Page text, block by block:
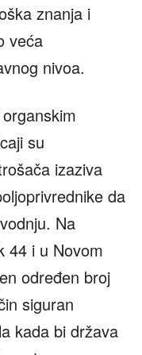
znanja i
veća
nivoa.
su
izaziva
da
Na
44 i u Novom
određen broj
siguran
kada bi država